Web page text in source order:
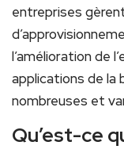
entreprises
l’amélioration de
applications de la
nombreuses et
Qu’est-ce⁤